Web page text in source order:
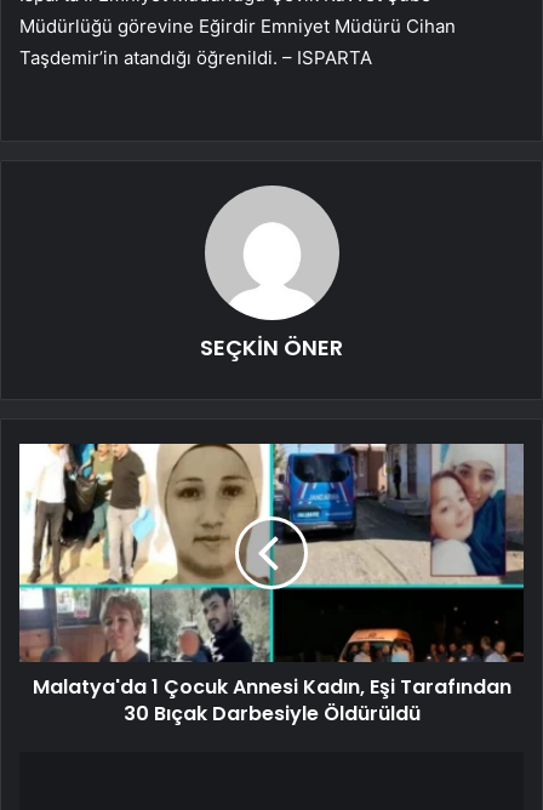
Müdürlüğü görevine Eğirdir Emniyet Müdürü Cihan
Taşdemir’in atandığı öğrenildi. – ISPARTA
SEÇKİN ÖNER
Malatya'da 1 Çocuk Annesi Kadın, Eşi Tarafından
30 Bıçak Darbesiyle Öldürüldü